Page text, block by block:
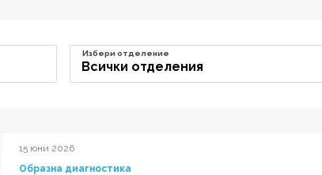
Всички отделения
Избери отделение
15 юни 2026
Образна диагностика